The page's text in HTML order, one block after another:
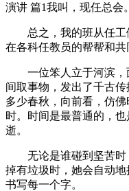
演讲 篇1我叫，现任总会
总之，我的班从任工
在各科任教员的帮帮和共
一位笨人立于河滨，
间取事物，发出了千古
多少春秋，向前看，仿
时。时间是最普通的，
逝。
无论是谁碰到坚苦时
掉有垃圾时，她会自动
书写每一个字。